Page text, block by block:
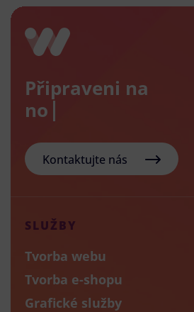
Připraveni na
nový e-
Kontaktujte nás
SLUŽBY
Tvorba webu
Tvorba e-shopu
Grafické služby